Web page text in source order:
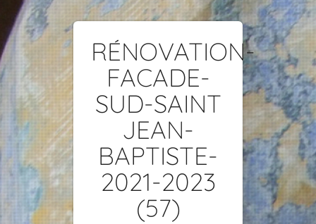
RÉNOVATION-
FACADE-
SUD-SAINT
JEAN-
BAPTISTE-
2021-2023
(57)